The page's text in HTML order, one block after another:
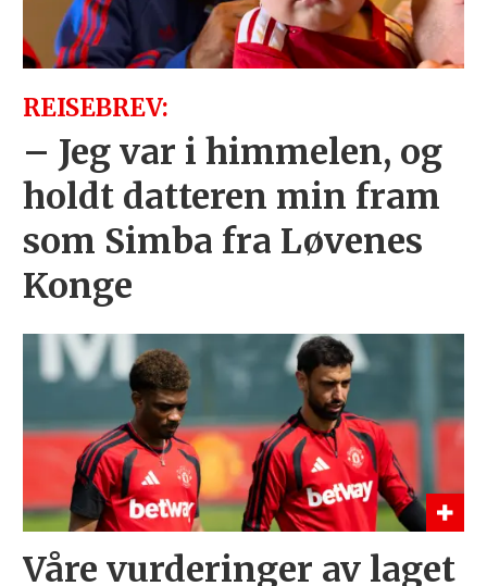
REISEBREV:
– Jeg var i himmelen, og
holdt datteren min fram
som Simba fra Løvenes
Konge
Våre vurderinger av laget